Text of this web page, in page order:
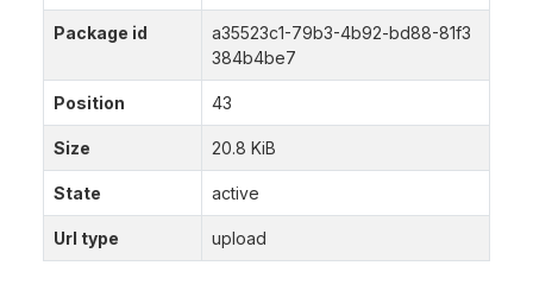
Package id
a35523c1-79b3-4b92-bd88-81f3
384b4be7
Position 43
Size 20.8 KiB
State active
Url type upload